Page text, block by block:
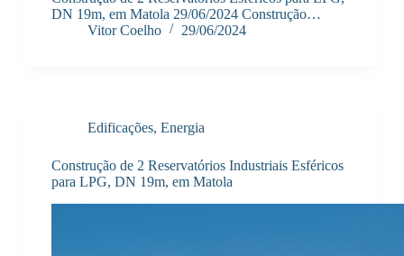
DN 19m, em Matola 29/06/2024 Construção…
Vitor Coelho
29/06/2024
Edificações, Energia
Construção de 2 Reservatórios Industriais Esféricos
para LPG, DN 19m, em Matola